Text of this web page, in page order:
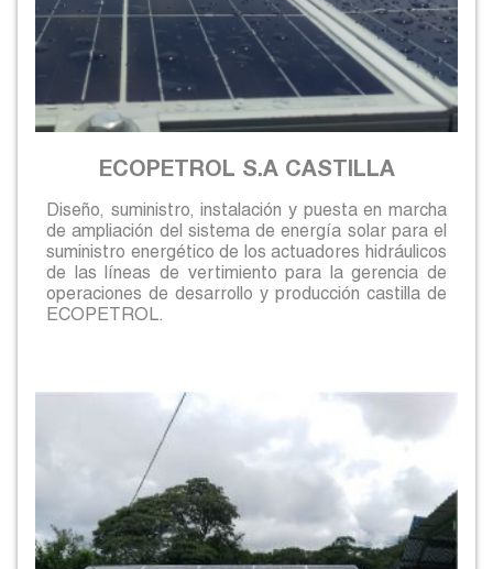
ECOPETROL S.A CASTILLA
Diseño, suministro, instalación y puesta en marcha
de ampliación del sistema de energía solar para el
suministro energético de los actuadores hidráulicos
de las líneas de vertimiento para la gerencia de
operaciones de desarrollo y producción castilla de
ECOPETROL.